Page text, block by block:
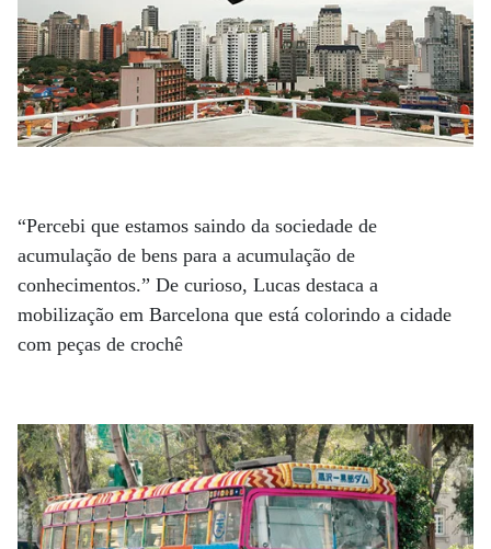
“Percebi que estamos saindo da sociedade de
acumulação de bens para a acumulação de
conhecimentos.” De curioso, Lucas destaca a
mobilização em Barcelona que está colorindo a cidade
com peças de crochê